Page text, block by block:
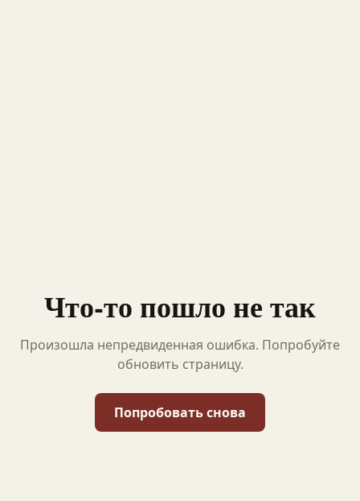
Что-то пошло не так
Произошла непредвиденная ошибка. Попробуйте
обновить страницу.
Попробовать снова